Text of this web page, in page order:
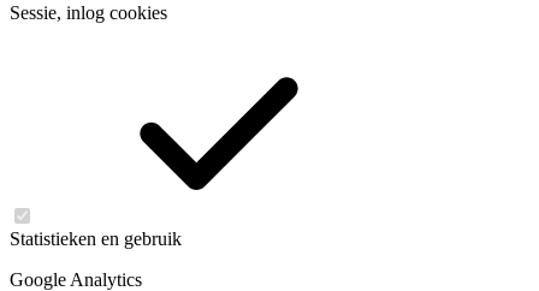
Sessie, inlog cookies
Statistieken en gebruik
Google Analytics